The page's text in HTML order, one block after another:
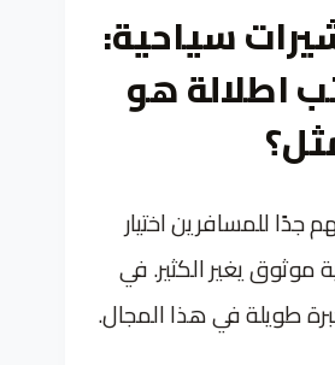
سياحية:
اطلالة هو
جدًا للمسافرين اختيار
موثوق يغير الكثير. في
طويلة في هذا المجال.